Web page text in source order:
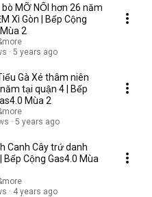
Bếp Cộng Gas4.0 Mùa 2 vào
Bếp Cộng Gas4.0
MỠ NỔI hơn 26 năm
Xì Gòn | Bếp Cộng
2
5 years ago
Gà Xé thâm niên
tại quận 4 | Bếp
Mùa 2
5 years ago
Canh Cây trứ danh
Bếp Cộng Gas4.0 Mùa
4 years ago